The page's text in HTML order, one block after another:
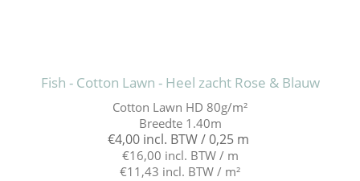
Fish - Cotton Lawn - Heel zacht Rose & Blauw
Cotton Lawn HD 80g/m²
Breedte 1.40m
€4,00 incl. BTW / 0,25 m
€16,00 incl. BTW / m
€11,43 incl. BTW / m²